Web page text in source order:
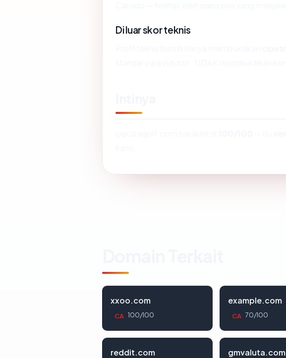
Di luar skor teknis
xxoo.com
CA 100/100
example.com
CA 70/100
reddit.com gmvaluta.com